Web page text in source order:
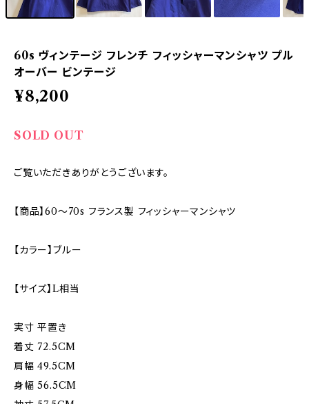
60s ヴィンテージ フレンチ フィッシャーマンシャツ プル
オーバー ビンテージ
¥8,200
SOLD OUT
ご覧いただきありがとうございます。
【商品】60〜70s フランス製 フィッシャーマンシャツ
【カラー】ブルー
【サイズ】L相当
実寸 平置き
着丈 72.5CM
肩幅 49.5CM
身幅 56.5CM